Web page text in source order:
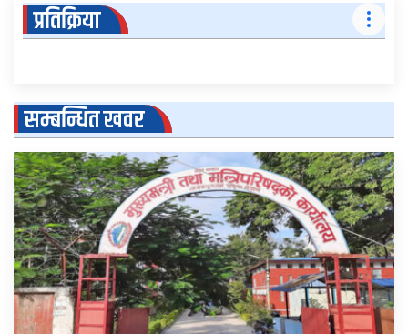
प्रतिक्रिया
सम्बन्धित खवर